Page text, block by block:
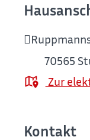
70565
Zur
Kontakt